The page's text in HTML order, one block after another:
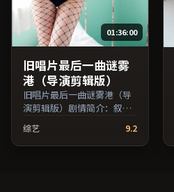
01:36:00
旧唱片最后一曲谜雾
港（导演剪辑版）
旧唱片最后一曲谜雾港（导
演剪辑版）剧情简介：叙事
在多重视角间切换，场面调
度注重留白与观众想象空
间；由是枝裕和执导，吴
综艺 9.2